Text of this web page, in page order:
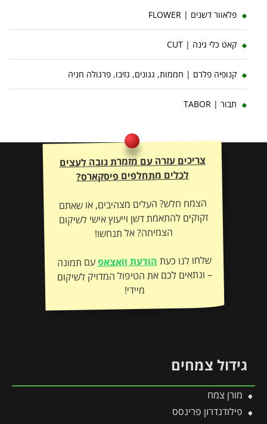
פלאוור דשנים | FLOWER
קאט כלי גינה | CUT
קנופיה פלרם | חממות, גגונים, גזיבו, פרגולה חניה
תבור | TABOR
צריכים עזרה עם מזמרת גובה לעצים
לכלים מתחלפים פיסקארס?
הצמח חלש? העלים מצהיבים, או שאתם
זקוקים להתאמת דשן וייעוץ אישי לשיקום
הצמיחה? אל תנחשו!
שלחו לנו כעתהודעת וואצאפעם תמונה
– ונתאים לכם את הטיפול המדויק לשיקום
מיידי!
גידול צמחים
מורן צמח
פילודנדרון פרינסס